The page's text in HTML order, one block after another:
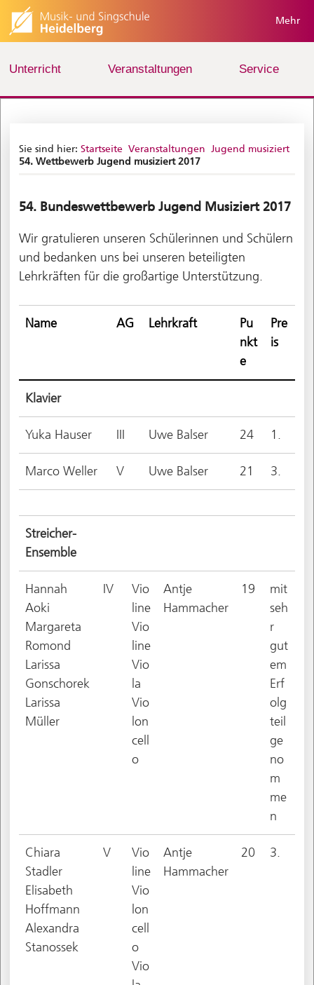
Mehr
Unterricht Veranstaltungen Service
Sie sind hier: Startseite Veranstaltungen Jugend musiziert
54. Wettbewerb Jugend musiziert 2017
54. Bundeswettbewerb Jugend Musiziert 2017
Wir gratulieren unseren Schülerinnen und Schülern
und bedanken uns bei unseren beteiligten
Lehrkräften für die großartige Unterstützung.
Name AG Lehrkraft
Pu
nkt
e
Pre
is
Klavier
Yuka Hauser III Uwe Balser 24 1.
Marco Weller V Uwe Balser 21 3.
Streicher-
Ensemble
Hannah
Aoki
Margareta
Romond
Larissa
Gonschorek
Larissa
Müller
IV
Vio
line
Vio
line
Vio
la
Vio
lon
cell
o
Antje
Hammacher
19
mit
seh
r
gut
em
Erf
olg
teil
ge
no
m
me
n
Chiara
Stadler
Elisabeth
Hoffmann
Alexandra
Stanossek
V
Vio
line
Vio
lon
cell
o
Vio
Antje
Hammacher
20 3.